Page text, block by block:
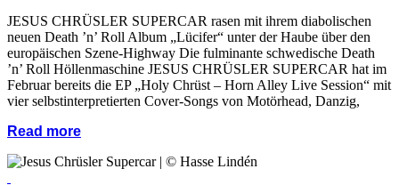
JESUS CHRÜSLER SUPERCAR rasen mit ihrem diabolischen
neuen Death ’n’ Roll Album „Lücifer“ unter der Haube über den
europäischen Szene-Highway Die fulminante schwedische Death
’n’ Roll Höllenmaschine JESUS CHRÜSLER SUPERCAR hat im
Februar bereits die EP „Holy Chrüst – Horn Alley Live Session“ mit
vier selbstinterpretierten Cover-Songs von Motörhead, Danzig,
Read more